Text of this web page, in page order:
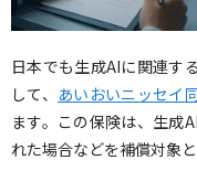
日本でも生成AIに関連す
して、 あいおいニッセイ
ます。この保険は、生成
れた場合などを補償対象と